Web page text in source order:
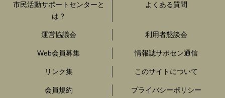
市民活動サポートセンターと
は？
よくある質問
運営協議会 利用者懇談会
Web会員募集 情報誌サポセン通信
リンク集 このサイトについて
会員規約 プライバシーポリシー